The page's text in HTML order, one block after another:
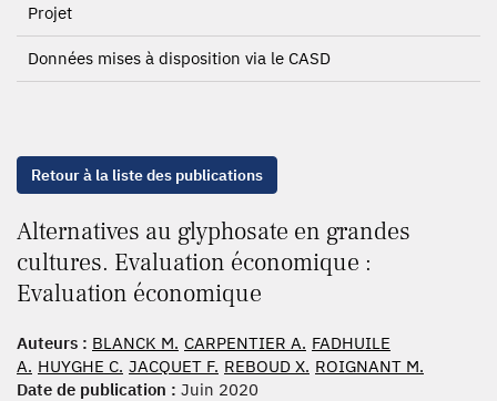
Projet
Données mises à disposition via le CASD
Retour à la liste des publications
Alternatives au glyphosate en grandes
cultures. Evaluation économique :
Evaluation économique
Auteurs : BLANCK M. CARPENTIER A. FADHUILE
A. HUYGHE C. JACQUET F. REBOUD X. ROIGNANT M.
Date de publication : Juin 2020